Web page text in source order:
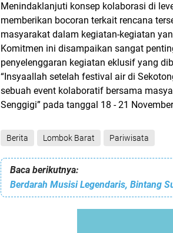
Menindaklanjuti konsep kolaborasi di
memberikan bocoran terkait rencana
masyarakat dalam kegiatan-kegiatan
Komitmen ini disampaikan sangat
penyelenggaran kegiatan eklusif yang
“Insyaallah setelah festival air di
sebuah event kolaboratif bersama
Senggigi” pada tanggal 18 - 21
Berita Lombok Barat Pariwisata
Baca berikutnya:
Berdarah Musisi Legendaris, Bintang